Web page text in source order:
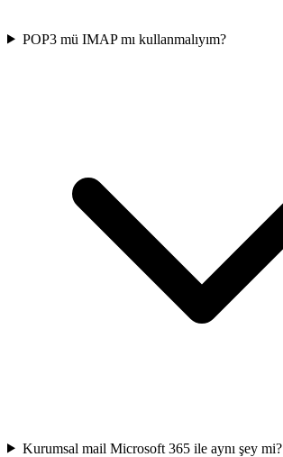
POP3 mü IMAP mı kullanmalıyım?
Kurumsal mail Microsoft 365 ile aynı şey mi?